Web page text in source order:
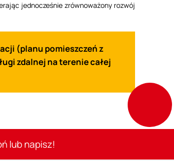
jednocześnie zrównoważony rozwój
(planu pomieszczeń z
zdalnej na terenie całej
lub napisz!